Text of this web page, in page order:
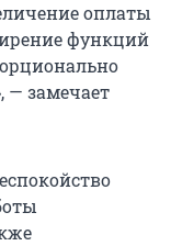
оплаты
функций
— замечает